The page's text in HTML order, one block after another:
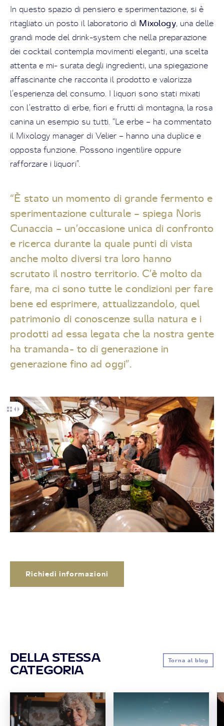
In questo spazio di pensiero e sperimentazione, si è
ritagliato un posto il laboratorio di Mixology, una delle
grandi mode del drink-system che nella preparazione
dei cocktail contempla movimenti eleganti, una scelta
attenta e mi- surata degli ingredienti, una spiegazione
affascinante che racconta il prodotto e valorizza
l’esperienza del consumo. I liquori sono stati mixati
con l’estratto di erbe, fiori e frutti di montagna, la rosa
canina un esempio su tutti. “Le erbe – ha commentato
il Mixology manager di Velier – hanno una duplice e
opposta funzione. Possono ingentilire oppure
rafforzare i liquori”.
“È stato un momento di grande fermento e
sperimentazione culturale – spiega Noris
Cunaccia – un’occasione unica di confronto
e ricerca durante la quale punti di vista
anche molto diversi tra loro hanno
scrutato il nostro territorio. C’è molto da
fare, ma ci sono tutte le condizioni per fare
bene ed esprimere, attualizzandolo, quel
patrimonio di conoscenze sulla natura e i
prodotti ad essa legata che la nostra gente
ha tramanda- to di generazione in
generazione fino ad oggi”.
Richiedi informazioni
DELLA STESSA
CATEGORIA
Torna al blog